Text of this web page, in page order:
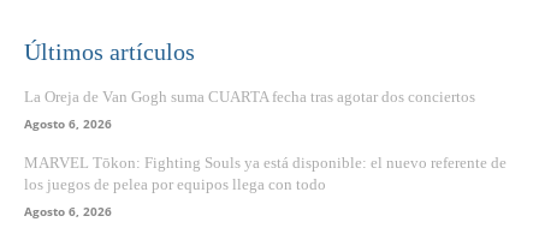
Últimos artículos
La Oreja de Van Gogh suma CUARTA fecha tras agotar dos conciertos
Agosto 6, 2026
MARVEL Tōkon: Fighting Souls ya está disponible: el nuevo referente de
los juegos de pelea por equipos llega con todo
Agosto 6, 2026